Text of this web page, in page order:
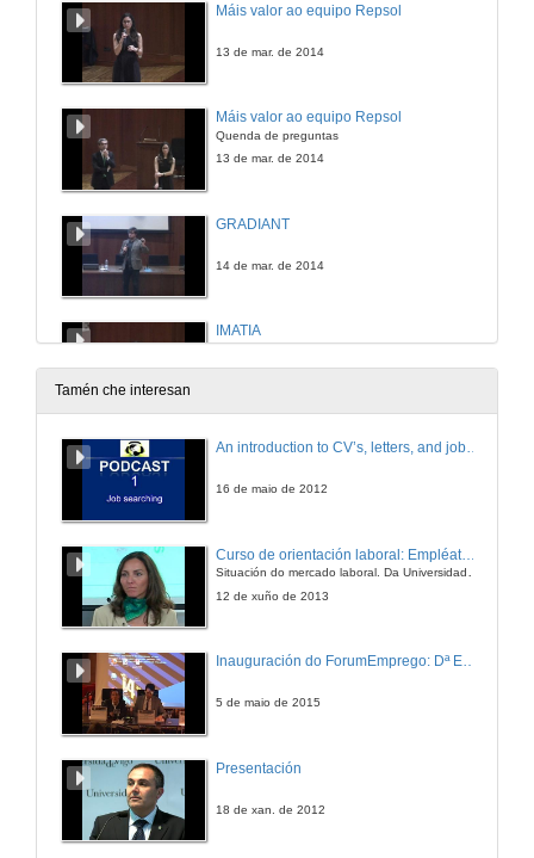
Máis valor ao equipo Repsol
13 de mar. de 2014
Máis valor ao equipo Repsol
Quenda de preguntas
13 de mar. de 2014
GRADIANT
14 de mar. de 2014
IMATIA
14 de mar. de 2014
CRCC Asia: Prácticas en China
Quenda de preguntas
Unha semente, do CUVI a R
Primeira intervención
Unha semente, do CUVI a R
Segunda intervención
Tamén che interesan
An introduction to CV’s, letters, and job searching
16 de maio de 2012
Situación do mercado laboral. Da Universidade ao mundo laboral. Oportunidades de traballo e emprego.
12 de xuño de 2013
Inauguración do ForumEmprego: Dª Emilia Seoane
5 de maio de 2015
Presentación
18 de xan. de 2012